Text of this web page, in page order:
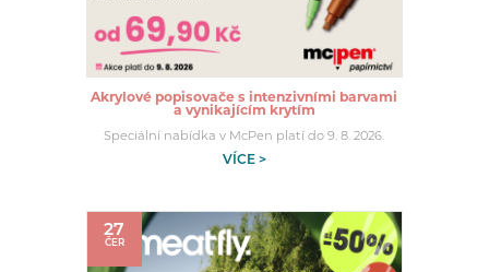
Akrylové popisovače s intenzivními barvami
a vynikajícím krytím
Speciální nabídka v McPen platí do 9. 8. 2026.
VÍCE >
27
ČER